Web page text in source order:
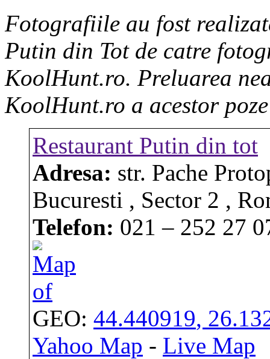
Fotografiile au fost
Putin din Tot de catre
KoolHunt.ro. Preluarea
KoolHunt.ro a acestor
Restaurant Putin din tot
Adresa: str. Pache
Bucuresti , Sector 2 ,
Telefon: 021 – 252 27
GEO: 44.440919,
Yahoo Map - Live Map